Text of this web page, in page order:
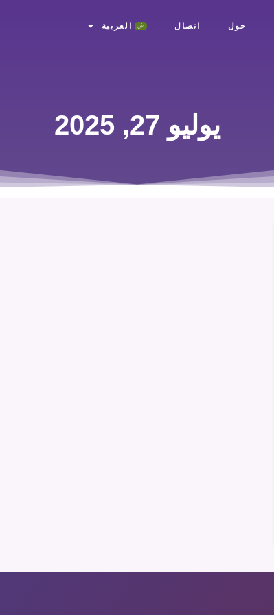
حول اتصال العربية
يوليو 27, 2025